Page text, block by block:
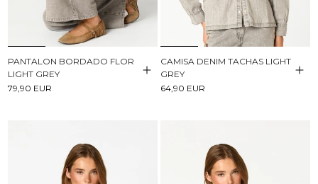
PANTALON BORDADO FLOR
LIGHT GREY
79,90 EUR
CAMISA DENIM TACHAS LIGHT
GREY
64,90 EUR